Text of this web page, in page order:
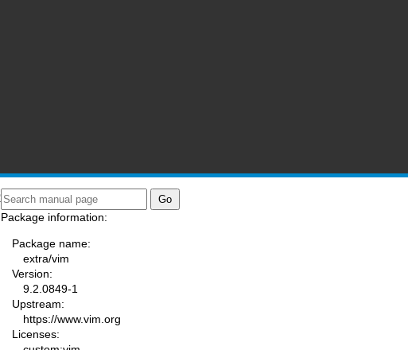
Package information:
Package name:
extra/vim
Version:
9.2.0849-1
Upstream:
https://www.vim.org
Licenses: